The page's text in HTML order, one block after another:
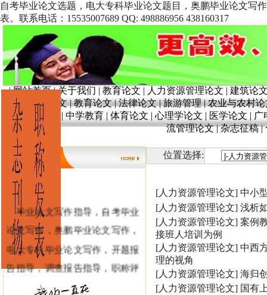
自考毕业论文选题，电大专科毕业论文题目，奥鹏毕业论文写
表。联系电话：15535007689 QQ: 498886956 438160317
|网站首页|关于我们 | 教育论文 | 人力资源管理论文 | 建筑论
文
奥鹏论文|教育论文|法律论文|旅游管理|农业与农村论
育|学前教育 | 中学教育 | 体育论文 | 心理学论文 | 医学论文 | 广
流管理论文|杂志征稿|
毕业论文写作指导，自考毕业
论文写作，奥鹏毕业论文写作，
电大专科毕业论文写作，开题报
告指导，调查报告指导，职称评
审，职称论文发表。 毕业论文指
位置选择:
[人力资源管理论文] 中小
[人力资源管理论文] 浅析
[人力资源管理论文] 案例
接班人培训为例
[人力资源管理论文] 中西
理的视角
[人力资源管理论文] 海归
[人力资源管理论文] 国有